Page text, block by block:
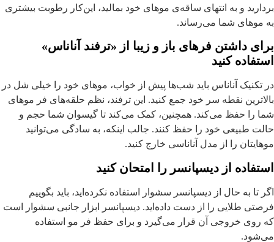
و به انتهای ساقه‌ی موهای خود بمالید، این‌کار رطوبت بیشتری
موهای شما می‌رساند.
داشتن فرهای باز و زیبا از «ترفند آناناس»
کنید
تکنیک آناناس باید شب‌ها پیش از خواب، موهای خود را خیلی شل در
نقطه سر خود جمع کنید. این ترفند، نظم حلقه‌های فر موهای
را حفظ می‌کند. همچنین، کمک می‌کند تا گیسوان شما حجم و
طبیعی خود را حفظ کنند. جالب اینکه، به سادگی می‌توانید
را از مدل آناناسی خارج کنید.
از دیسپانسر را امتحان کنید
تا به حال از دیسپانسر سشوار استفاده نکرده‌اید، باید بگوییم
طلایی را از دست داده‌اید. دیسپانسر ابزار جانبی سشوار است
روی خروجی آن قرار می‌گیرد و برای حفظ فر مو استفاده